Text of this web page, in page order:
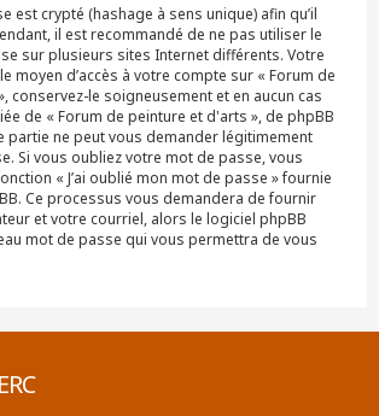
est crypté (hashage à sens unique) afin qu’il
il est recommandé de ne pas utiliser le
sur plusieurs sites Internet différents. Votre
moyen d’accès à votre compte sur « Forum de
conservez-le soigneusement et en aucun cas
de « Forum de peinture et d'arts », de phpBB
partie ne peut vous demander légitimement
Si vous oubliez votre mot de passe, vous
« J’ai oublié mon mot de passe » fournie
Ce processus vous demandera de fournir
et votre courriel, alors le logiciel phpBB
mot de passe qui vous permettra de vous